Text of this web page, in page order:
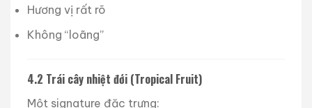
Hương vị rất rõ
Không “loãng”
4.2 Trái cây nhiệt đới (Tropical Fruit)
Một signature đặc trưng: